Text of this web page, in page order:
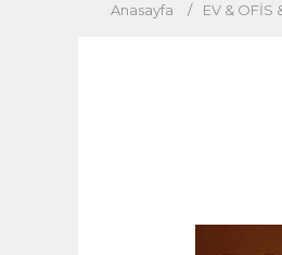
Anasayfa / EV & OFİS